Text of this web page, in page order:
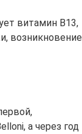
витамин В13,
возникновение
а через год